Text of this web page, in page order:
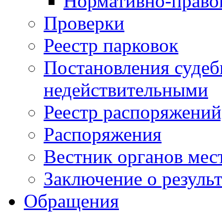
Проверки
Реестр парковок
Постановления
недействительными
Реестр
Распоряжения
Вестник органов
Заключение о
Обращения